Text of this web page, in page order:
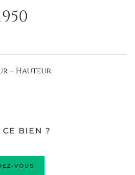
– Hauteur
CE BIEN ?
VOUS